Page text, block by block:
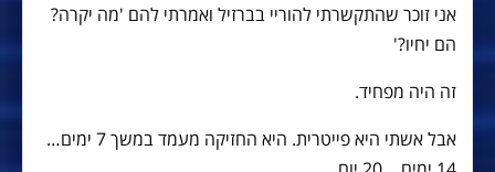
אני זוכר שהתקשרתי להוריי בברזיל ואמרתי להם 'מה יקרה?
הם יחיו?'
זה היה מפחיד.
אבל אשתי היא פייטרית. היא החזיקה מעמד במשך 7 ימים…